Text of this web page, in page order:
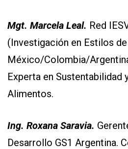
Mgt. Marcela Leal. Red
(Investigación en Estilos
México/Colombia/
Experta en Sustentabilidad
Alimentos.
Ing. Roxana Saravia.
Desarrollo GS1 Argentina.